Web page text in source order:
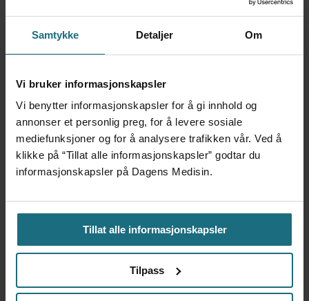
Samtykke Detaljer Om
Vi bruker informasjonskapsler
Vi benytter informasjonskapsler for å gi innhold og
annonser et personlig preg, for å levere sosiale
mediefunksjoner og for å analysere trafikken vår. Ved å
klikke på “Tillat alle informasjonskapsler” godtar du
informasjonskapsler på Dagens Medisin.
Tillat alle informasjonskapsler
Tilpass
Mest lest siste syv dager:
Vi trenger en grunnlov for
psykisk helsehjelp
4 dager siden
Flytter oppgaver og
frigjør tid for
helsepersonell: – Det er
helt magisk å være
forvakt nå
4 dager siden